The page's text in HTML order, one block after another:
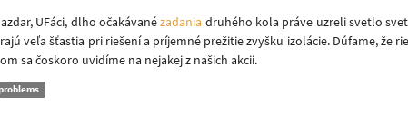
UFáci, dlho očakávanézadania druhého kola práve uzreli svetlo
veľa šťastia pri riešení a príjemné prežitie zvyšku izolácie. Dúfame, že
sa čoskoro uvidíme na nejakej z našich akcii.